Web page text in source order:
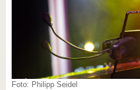
Foto: Philipp Seidel